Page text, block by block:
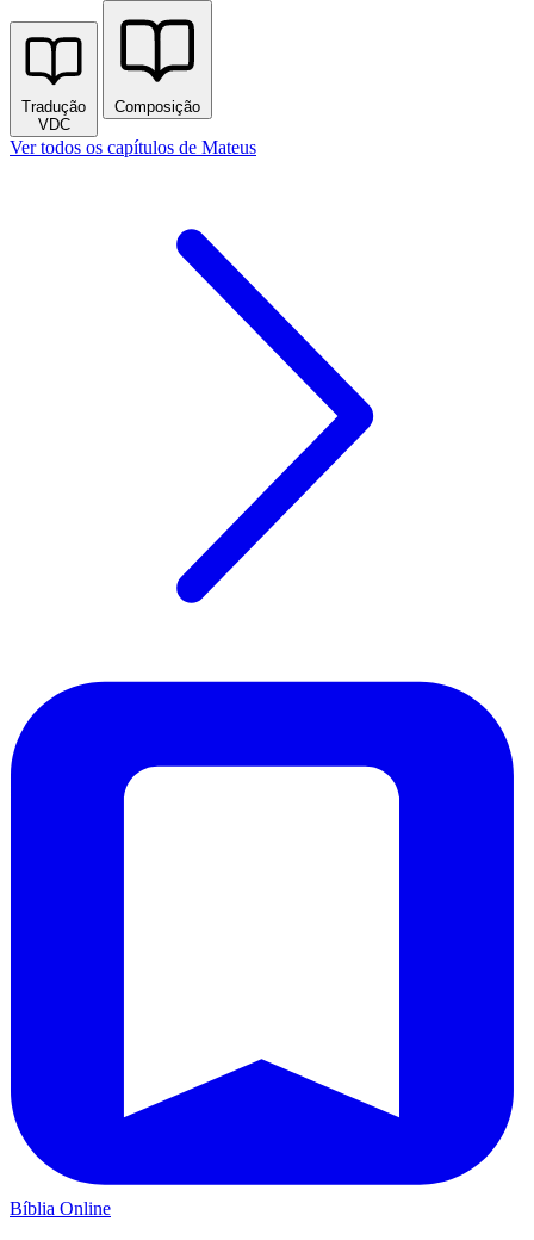
Tradução
VDC
Composição
Ver todos os capítulos de Mateus
Bíblia Online